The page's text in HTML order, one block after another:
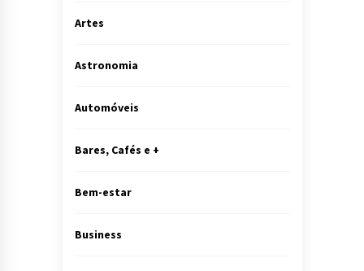
Artes
Astronomia
Automóveis
Bares, Cafés e +
Bem-estar
Business